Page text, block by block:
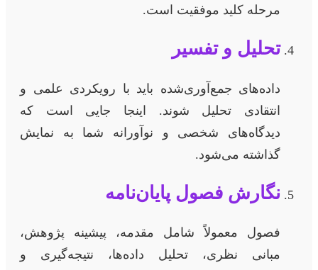
مرحله کلید موفقیت است.
تحلیل و تفسیر
داده‌های جمع‌آوری‌شده باید با رویکردی علمی و
انتقادی تحلیل شوند. اینجا جایی است که
دیدگاه‌های شخصی و نوآورانه شما به نمایش
گذاشته می‌شود.
نگارش فصول پایان‌نامه
فصول معمولاً شامل مقدمه، پیشینه پژوهش،
مبانی نظری، تحلیل داده‌ها، نتیجه‌گیری و